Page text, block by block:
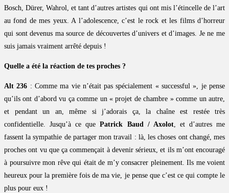
Bosch, Dürer, Wahrol, et tant d’autres artistes qui ont mis l’étincelle de l’art
au fond de mes yeux. A l’adolescence, c’est le rock et les films d’horreur
qui sont devenus ma source de découvertes d’univers et d’images. Je ne me
suis jamais vraiment arrêté depuis !
Quelle a été la réaction de tes proches ?
Alt 236 : Comme ma vie n’était pas spécialement « successful », je pense
qu’ils ont d’abord vu ça comme un « projet de chambre » comme un autre,
et pendant un an, même si j’adorais ça, la chaîne est restée très
confidentielle. Jusqu’à ce quePatrick Baud / Axolot, et d’autres me
fassent la sympathie de partager mon travail : là, les choses ont changé, mes
proches ont vu que ça commençait à devenir sérieux, et ils m’ont encouragé
à poursuivre mon rêve qui était de m’y consacrer pleinement. Ils me voient
heureux pour la première fois de ma vie, je pense que c’est ce qui compte le
plus pour eux !